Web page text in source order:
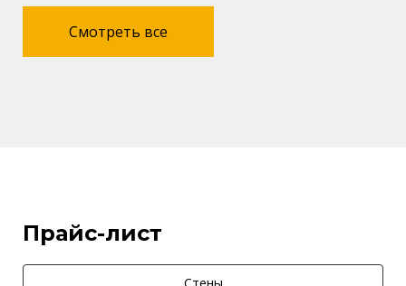
Смотреть все
Прайс-лист
Стены